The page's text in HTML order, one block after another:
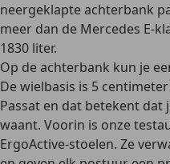
neergeklapte achterbank
meer dan de Mercedes E-
1830 liter.
Op de achterbank kun je
De wielbasis is 5
Passat en dat betekent dat
waant. Voorin is onze
ErgoActive-stoelen. Ze